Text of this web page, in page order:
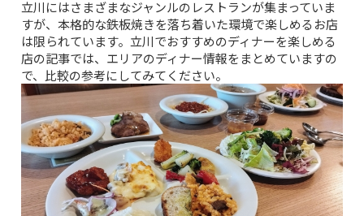
立川にはさまざまなジャンルのレストランが集まっていま
すが、本格的な鉄板焼きを落ち着いた環境で楽しめるお店
は限られています。 立川でおすすめのディナーを楽しめる
店の記事では、エリアのディナー情報をまとめていますの
で、比較の参考にしてみてください。